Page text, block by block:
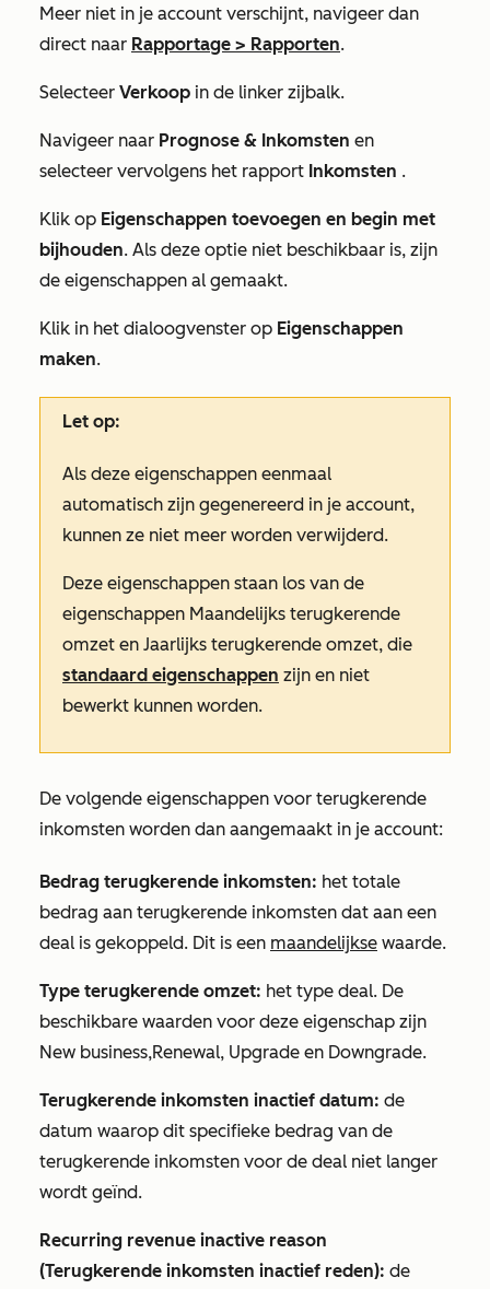
Meer niet in je account verschijnt, navigeer dan
direct naar Rapportage > Rapporten.
Selecteer Verkoop in de linker zijbalk.
Navigeer naar Prognose & Inkomsten en
selecteer vervolgens het rapport Inkomsten .
Klik op Eigenschappen toevoegen en begin met
bijhouden. Als deze optie niet beschikbaar is, zijn
de eigenschappen al gemaakt.
Klik in het dialoogvenster op Eigenschappen
maken.
Let op:
Als deze eigenschappen eenmaal
automatisch zijn gegenereerd in je account,
kunnen ze niet meer worden verwijderd.
Deze eigenschappen staan los van de
eigenschappen Maandelijks terugkerende
omzet en Jaarlijks terugkerende omzet, die
standaard eigenschappen zijn en niet
bewerkt kunnen worden.
De volgende eigenschappen voor terugkerende
inkomsten worden dan aangemaakt in je account:
Bedrag terugkerende inkomsten: het totale
bedrag aan terugkerende inkomsten dat aan een
deal is gekoppeld. Dit is een maandelijkse waarde.
Type terugkerende omzet: het type deal. De
beschikbare waarden voor deze eigenschap zijn
New business,Renewal, Upgrade en Downgrade.
Terugkerende inkomsten inactief datum: de
datum waarop dit specifieke bedrag van de
terugkerende inkomsten voor de deal niet langer
wordt geïnd.
Recurring revenue inactive reason
(Terugkerende inkomsten inactief reden): de